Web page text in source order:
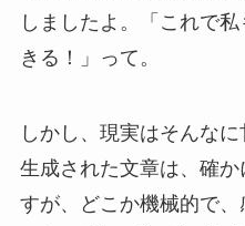
しましたよ。「これで
きる！」って。
しかし、現実はそんなに
生成された文章は、確
すが、どこか機械的で